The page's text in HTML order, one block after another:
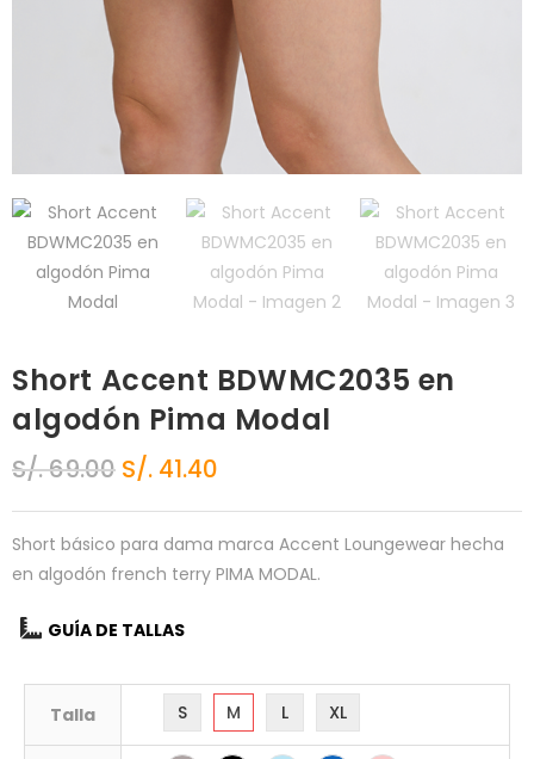
Short Accent BDWMC2035 en
algodón Pima Modal
S/.69.00 S/. 41.40
Short básico para dama marca Accent Loungewear hecha
en algodón french terry PIMA MODAL.
GUÍA DE TALLAS
Talla S M L XL